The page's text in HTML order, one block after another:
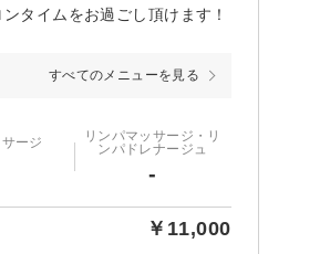
タイムをお過ごし頂けます！
すべてのメニューを見る
ージ
リンパマッサージ・リ
ンパドレナージュ
-
￥11,000